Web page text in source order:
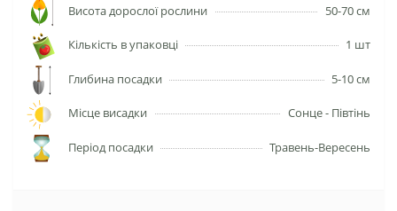
Висота дорослої рослини 50-70 см
Кількість в упаковці 1 шт
Глибина посадки 5-10 см
Місце висадки Сонце - Півтінь
Період посадки Травень-Вересень